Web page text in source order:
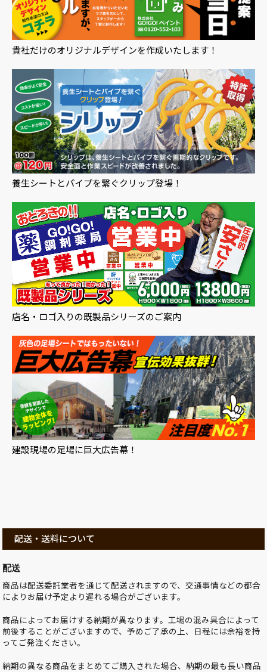
貴社だけのオリジナルデザインを作成いたします！
養生シートとパイプを繋ぐクリップ登場！
店名・ロゴ入りの既製品シリーズのご案内
建設現場の足場に巨大広告幕！
配送・送料について
配送
商品は配送委託業者を通じて配送されますので、交通事情などの都合
によりお届け予定より遅れる場合がございます。
商品によってお届けする納期が異なります。工場の混み具合によって
前後することがございますので、予めご了承の上、日程には余裕を持
ってご発注ください。
納期の異なる商品をまとめてご購入された場合、納期の最も長い商品